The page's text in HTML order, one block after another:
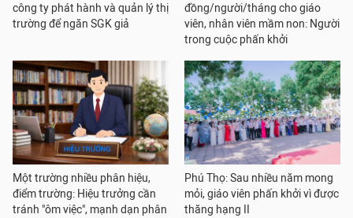
công ty phát hành và quản lý thị
trường để ngăn SGK giả
đồng/người/tháng cho giáo
viên, nhân viên mầm non: Người
trong cuộc phấn khởi
Một trường nhiều phân hiệu,
điểm trường: Hiệu trưởng cần
tránh "ôm việc", mạnh dạn phân
Phú Thọ: Sau nhiều năm mong
mỏi, giáo viên phấn khởi vì được
thăng hạng II